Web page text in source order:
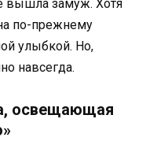
вышла замуж. Хотя
по-прежнему
улыбкой. Но,
навсегда.
освещающая